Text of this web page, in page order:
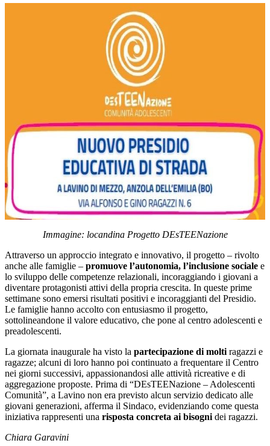
Immagine: locandina Progetto DEsTEENazione
Attraverso un approccio integrato e innovativo, il progetto – rivolto
anche alle famiglie – promuove l’autonomia, l’inclusione sociale e
lo sviluppo delle competenze relazionali, incoraggiando i giovani a
diventare protagonisti attivi della propria crescita. In queste prime
settimane sono emersi risultati positivi e incoraggianti del Presidio.
Le famiglie hanno accolto con entusiasmo il progetto,
sottolineandone il valore educativo, che pone al centro adolescenti e
preadolescenti.
La giornata inaugurale ha visto la partecipazione di molti ragazzi e
ragazze; alcuni di loro hanno poi continuato a frequentare il Centro
nei giorni successivi, appassionandosi alle attività ricreative e di
aggregazione proposte. Prima di “DEsTEENazione – Adolescenti
Comunità”, a Lavino non era previsto alcun servizio dedicato alle
giovani generazioni, afferma il Sindaco, evidenziando come questa
iniziativa rappresenti una risposta concreta ai bisogni dei ragazzi.
Chiara Garavini